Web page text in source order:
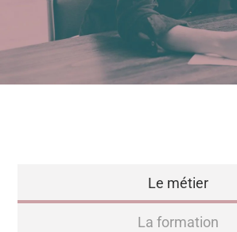
Le métier
La formation